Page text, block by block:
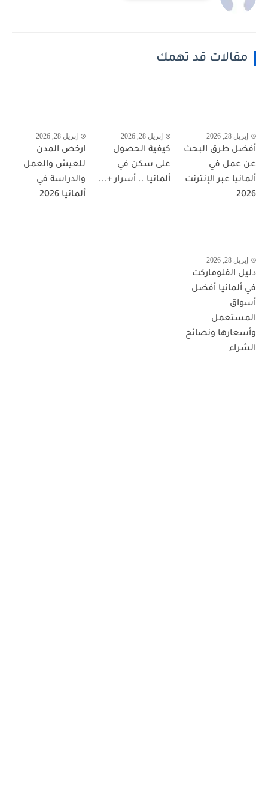
مقالات قد تهمك
إبريل 28, 2026
أفضل طرق البحث
عن عمل في
ألمانيا عبر الإنترنت
2026
إبريل 28, 2026
كيفية الحصول
على سكن في
ألمانيا .. أسرار +...
إبريل 28, 2026
ارخص المدن
للعيش والعمل
والدراسة في
ألمانيا 2026
إبريل 28, 2026
دليل الفلوماركت
في ألمانيا أفضل
أسواق
المستعمل
وأسعارها ونصائح
الشراء